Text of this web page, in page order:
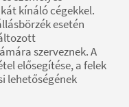
kínáló cégekkel.
esetén
szerveznek. A
elősegítése, a felek
lehetőségének